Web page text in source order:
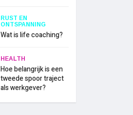
RUST EN
ONTSPANNING
Wat is life coaching?
HEALTH
Hoe belangrijk is een
tweede spoor traject
als werkgever?